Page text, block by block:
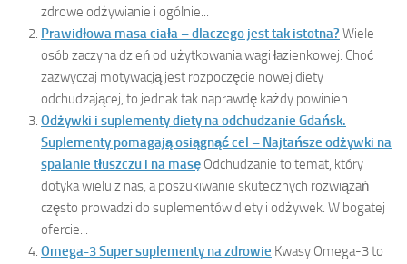
zdrowe odżywianie i ogólnie...
Prawidłowa masa ciała – dlaczego jest tak istotna? Wiele
osób zaczyna dzień od użytkowania wagi łazienkowej. Choć
zazwyczaj motywacją jest rozpoczęcie nowej diety
odchudzającej, to jednak tak naprawdę każdy powinien...
Odżywki i suplementy diety na odchudzanie Gdańsk.
Suplementy pomagają osiągnąć cel – Najtańsze odżywki na
spalanie tłuszczu i na masę Odchudzanie to temat, który
dotyka wielu z nas, a poszukiwanie skutecznych rozwiązań
często prowadzi do suplementów diety i odżywek. W bogatej
ofercie...
Omega-3 Super suplementy na zdrowie Kwasy Omega-3 to